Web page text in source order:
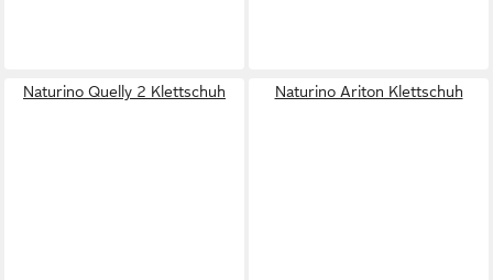
Naturino Quelly 2 Klettschuh Naturino Ariton Klettschuh